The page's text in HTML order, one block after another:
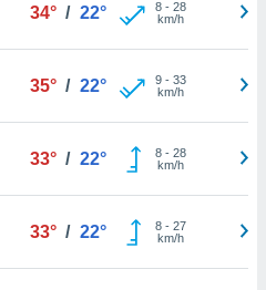
34° / 22° 8- 28
km/h
35° / 22° 9- 33
km/h
33° / 22° 8- 28
km/h
33° / 22° 8- 27
km/h